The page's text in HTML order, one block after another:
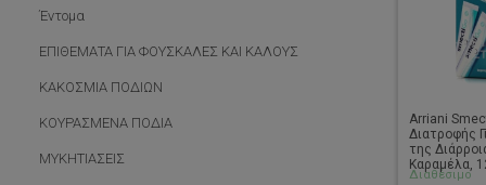
Arriani
Διατροφής
της
Καραμέλα,
Διαθέσιμο
Έντομα
ΕΠΙΘΕΜΑΤΑ ΓΙΑ ΦΟΥΣΚΑΛΕΣ ΚΑΙ ΚΑΛΟΥΣ
ΚΑΚΟΣΜΙΑ ΠΟΔΙΩΝ
ΚΟΥΡΑΣΜΕΝΑ ΠΟΔΙΑ
ΜΥΚΗΤΙΑΣΕΙΣ